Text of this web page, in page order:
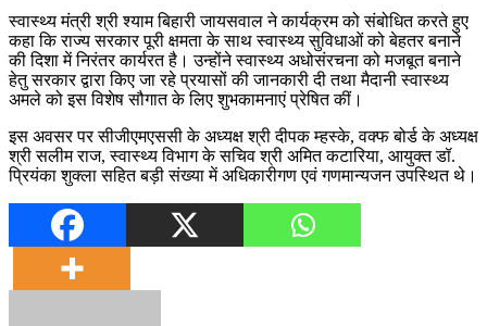
स्वास्थ्य मंत्री श्री श्याम बिहारी जायसवाल ने कार्यक्रम को संबोधित करते हुए
कहा कि राज्य सरकार पूरी क्षमता के साथ स्वास्थ्य सुविधाओं को बेहतर बनाने
की दिशा में निरंतर कार्यरत है। उन्होंने स्वास्थ्य अधोसंरचना को मजबूत बनाने
हेतु सरकार द्वारा किए जा रहे प्रयासों की जानकारी दी तथा मैदानी स्वास्थ्य
अमले को इस विशेष सौगात के लिए शुभकामनाएं प्रेषित कीं।
इस अवसर पर सीजीएमएससी के अध्यक्ष श्री दीपक म्हस्के, वक्फ बोर्ड के अध्यक्ष
श्री सलीम राज, स्वास्थ्य विभाग के सचिव श्री अमित कटारिया, आयुक्त डॉ.
प्रियंका शुक्ला सहित बड़ी संख्या में अधिकारीगण एवं गणमान्यजन उपस्थित थे।